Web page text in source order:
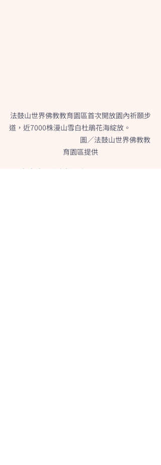
法鼓山世界佛教教育園區首次開放園內祈願步
道，近7000株漫山雪白杜鵑花海綻放。
                                              圖／法鼓山世界佛教教
育園區提供
[原文出處] 聯合新聞網 2025-03-17